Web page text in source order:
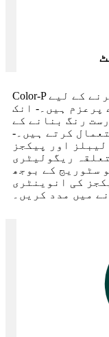
Color-P میں، ہم معیار کے حل فراہم کرنے کے لیے
پرعزم ہیں۔- انک
رنگ بنانے کے
کرتے ہیں۔-
اور پیکجز
ریگولیٹری
سٹوریج کے بوجھ
کی انوینٹری
میں مدد کریں۔